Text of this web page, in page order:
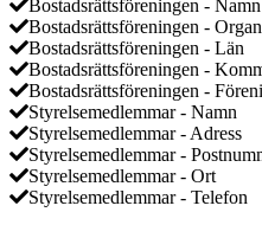
Bostadsrättsföreningen - Namn
Bostadsrättsföreningen -
Bostadsrättsföreningen - Län
Bostadsrättsföreningen -
Bostadsrättsföreningen -
Styrelsemedlemmar - Namn
Styrelsemedlemmar - Adress
Styrelsemedlemmar -
Styrelsemedlemmar - Ort
Styrelsemedlemmar - Telefon